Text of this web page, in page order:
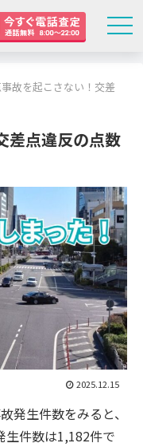
故を起こさない！交差
差点違反の点数
2025.12.15
発生件数をみると、
生件数は1,182件で